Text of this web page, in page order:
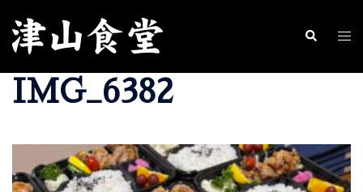
ン
キ
検
ト
ュ
ー
IMG_6382